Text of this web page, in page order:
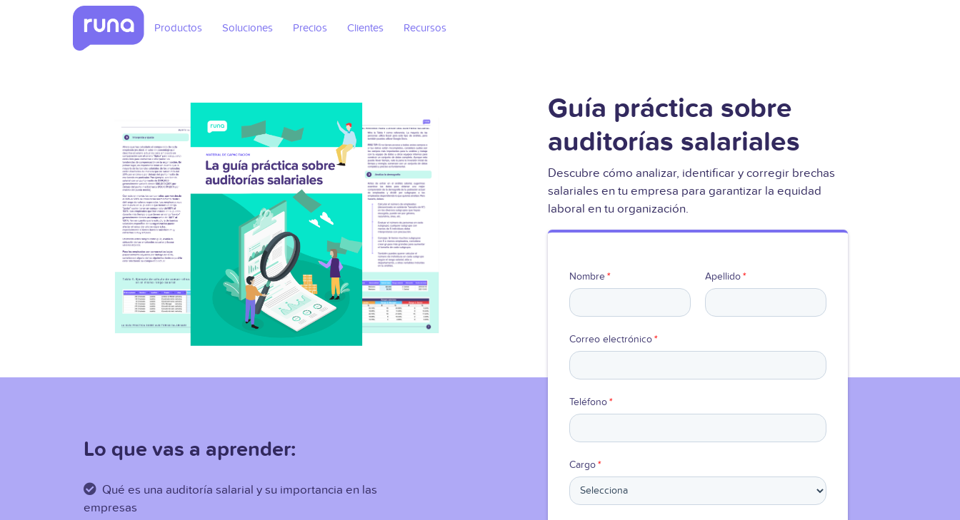
Productos Soluciones Precios Clientes Recursos
Guía práctica sobre
auditorías salariales
Descubre cómo analizar, identificar y corregir brechas
salariales en tu empresa para garantizar la equidad
laboral en tu organización.
Nombre* Apellido*
Correo electrónico*
Teléfono*
Cargo*
Lo que vas a aprender:
Qué es una auditoría salarial y su importancia en las
empresas